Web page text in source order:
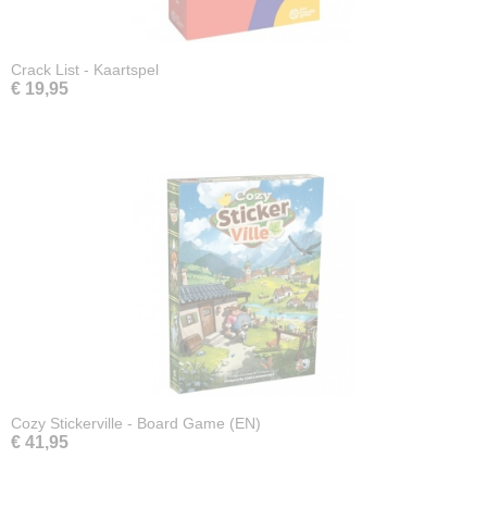
Crack List - Kaartspel
€ 19,95
Cozy Stickerville - Board Game (EN)
€ 41,95